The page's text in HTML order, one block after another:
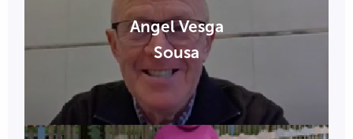
Angel Vesga
Sousa